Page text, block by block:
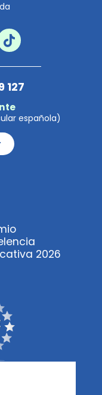
127
española)
2026